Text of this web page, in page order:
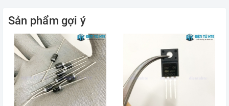
Sản phẩm gợi ý